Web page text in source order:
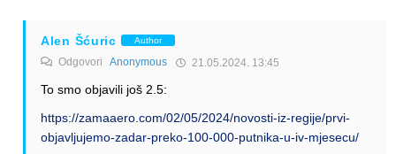
Alen Šćuric Author
Odgovori Anonymous 21.05.2024. 13:45
To smo objavili još 2.5:
https://zamaaero.com/02/05/2024/novosti-iz-regije/prvi-
objavljujemo-zadar-preko-100-000-putnika-u-iv-mjesecu/